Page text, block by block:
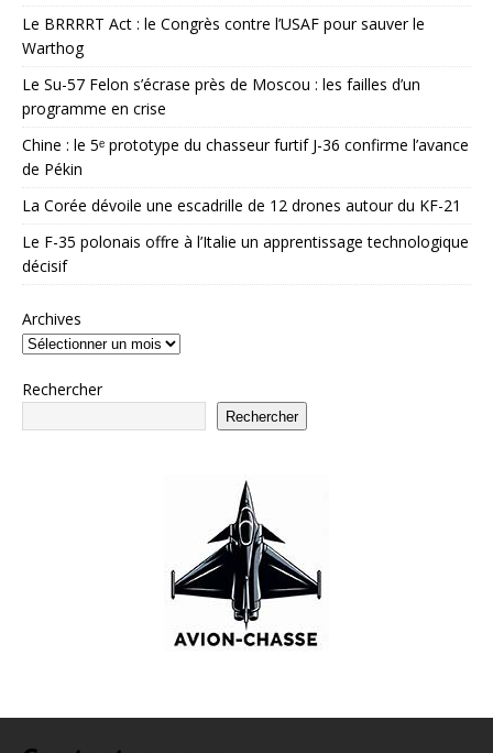
Le BRRRRT Act : le Congrès contre l’USAF pour sauver le
Warthog
Le Su-57 Felon s’écrase près de Moscou : les failles d’un
programme en crise
Chine : le 5ᵉ prototype du chasseur furtif J-36 confirme l’avance
de Pékin
La Corée dévoile une escadrille de 12 drones autour du KF-21
Le F-35 polonais offre à l’Italie un apprentissage technologique
décisif
Archives
Rechercher
Rechercher